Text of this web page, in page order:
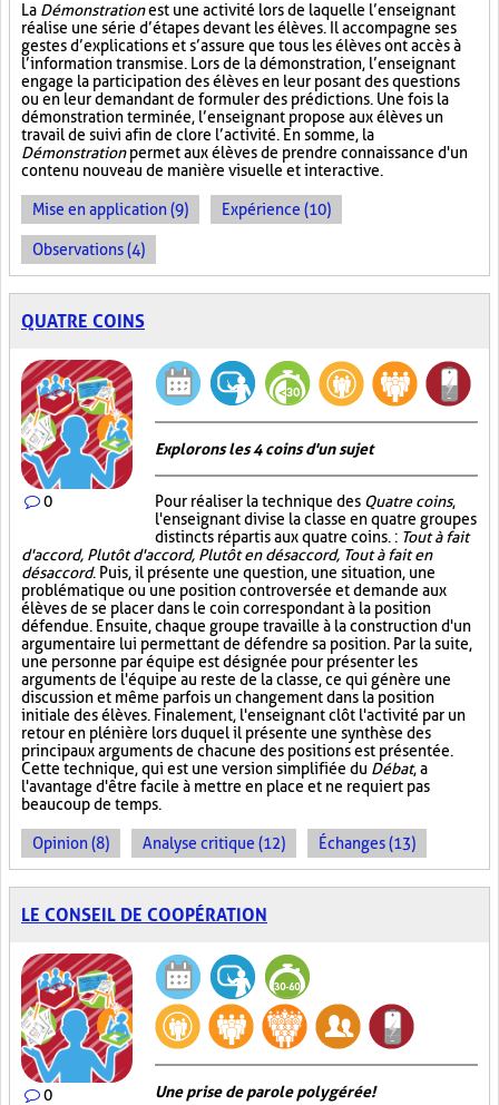
La Démonstrationest une activité lors de laquelle l’enseignant
réalise une série d’étapes devant les élèves. Il accompagne ses
gestes d’explications et s’assure que tous les élèves ont accès à
l’information transmise. Lors de la démonstration, l’enseignant
engage la participation des élèves en leur posant des questions
ou en leur demandant de formuler des prédictions. Une fois la
démonstration terminée, l’enseignant propose aux élèves un
travail de suivi afin de clore l’activité. En somme, la
Démonstrationpermet aux élèves de prendre connaissance d'un
contenu nouveau de manière visuelle et interactive.
Mise en application (9) Expérience (10)
Observations (4)
QUATRE COINS
0
Explorons les 4 coins d'un sujet
Pour réaliser la technique des Quatre coins,
l'enseignant divise la classe en quatre groupes
distincts répartis aux quatre coins. : Tout à fait
d'accord, Plutôt d'accord, Plutôt en désaccord, Tout à fait en
désaccord. Puis, il présente une question, une situation, une
problématique ou une position controversée et demande aux
élèves de se placer dans le coin correspondant à la position
défendue. Ensuite, chaque groupe travaille à la construction d'un
argumentaire lui permettant de défendre sa position. Par la suite,
une personne par équipe est désignée pour présenter les
arguments de l'équipe au reste de la classe, ce qui génère une
discussion et même parfois un changement dans la position
initiale des élèves. Finalement, l'enseignant clôt l'activité par un
retour en plénière lors duquel il présente une synthèse des
principaux arguments de chacune des positions est présentée.
Cette technique, qui est une version simplifiée du Débat, a
l'avantage d'être facile à mettre en place et ne requiert pas
beaucoup de temps.
Opinion (8) Analyse critique (12) Échanges (13)
LE CONSEIL DE COOPÉRATION
0 Une prise de parole polygérée!